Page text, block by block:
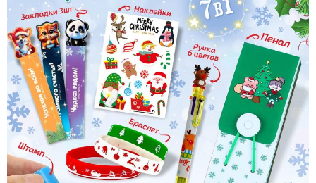
Футболки-раскраски на 14 февраля